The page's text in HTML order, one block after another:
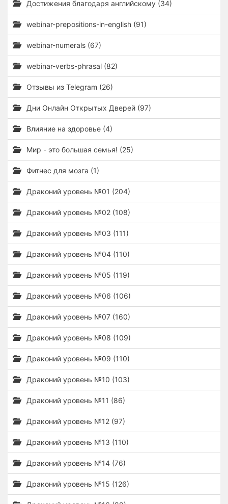
Достижения благодаря английскому (34)
webinar-prepositions-in-english (91)
webinar-numerals (67)
webinar-verbs-phrasal (82)
Отзывы из Telegram (26)
Дни Онлайн Открытых Дверей (97)
Влияние на здоровье (4)
Мир - это большая семья! (25)
Фитнес для мозга (1)
Драконий уровень №01 (204)
Драконий уровень №02 (108)
Драконий уровень №03 (111)
Драконий уровень №04 (110)
Драконий уровень №05 (119)
Драконий уровень №06 (106)
Драконий уровень №07 (160)
Драконий уровень №08 (109)
Драконий уровень №09 (110)
Драконий уровень №10 (103)
Драконий уровень №11 (86)
Драконий уровень №12 (97)
Драконий уровень №13 (110)
Драконий уровень №14 (76)
Драконий уровень №15 (126)